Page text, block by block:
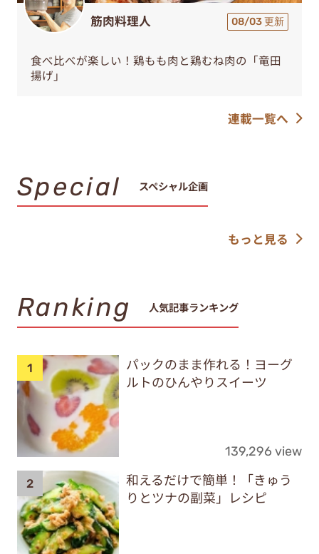
筋肉料理人 08/03 更新
食べ比べが楽しい！鶏もも肉と鶏むね肉の「竜田
揚げ」
連載一覧へ
Special スペシャル企画
もっと見る
Ranking 人気記事ランキング
パックのまま作れる！ヨーグ
ルトのひんやりスイーツ
139,296 view
和えるだけで簡単！「きゅう
りとツナの副菜」レシピ